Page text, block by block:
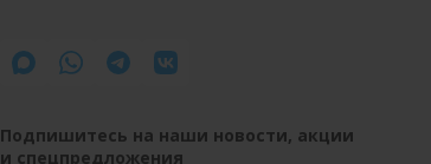
Подпишитесь на наши новости, акции
и спецпредложения